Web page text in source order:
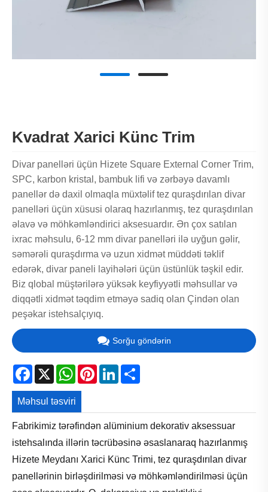
Kvadrat Xarici Künc Trim
Divar panelləri üçün Hizete Square External Corner Trim,
SPC, karbon kristal, bambuk lifi və zərbəyə davamlı
panellər də daxil olmaqla müxtəlif tez quraşdırılan divar
panelləri üçün xüsusi olaraq hazırlanmış, tez quraşdırılan
əlavə və möhkəmləndirici aksesuardır. Ən çox satılan
ixrac məhsulu, 6-12 mm divar panelləri ilə uyğun gəlir,
səmərəli quraşdırma və uzun xidmət müddəti təklif
edərək, divar paneli layihələri üçün üstünlük təşkil edir.
Biz qlobal müştərilərə yüksək keyfiyyətli məhsullar və
diqqətli xidmət təqdim etməyə sadiq olan Çindən olan
peşəkar istehsalçıyıq.
Sorğu göndərin
Facebook
X WhatsApp
PinterestLinkedIn
Məhsul təsviri
Fabrikimiz tərəfindən alüminium dekorativ aksessuar
istehsalında illərin təcrübəsinə əsaslanaraq hazırlanmış
Hizete Meydanı Xarici Künc Trimi, tez quraşdırılan divar
panellərinin birləşdirilməsi və möhkəmləndirilməsi üçün